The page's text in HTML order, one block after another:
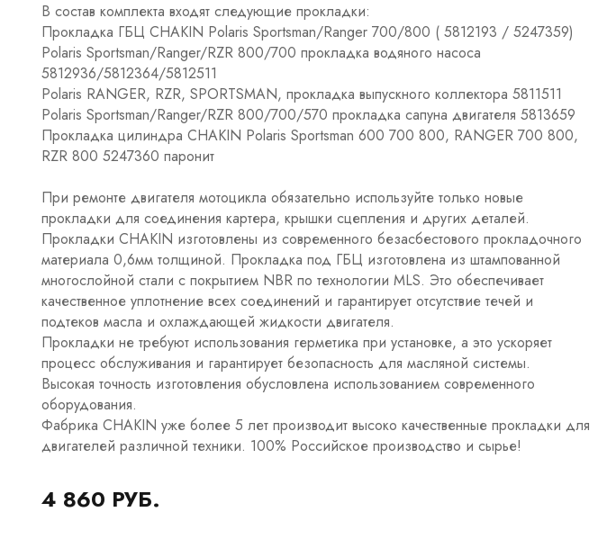
В состав комплекта входят следующие прокладки:
Прокладка ГБЦ CHAKIN Polaris Sportsman/Ranger 700/800 ( 5812193 / 5247359)
Polaris Sportsman/Ranger/RZR 800/700 прокладка водяного насоса
5812936/5812364/5812511
Polaris RANGER, RZR, SPORTSMAN, прокладка выпускного коллектора 5811511
Polaris Sportsman/Ranger/RZR 800/700/570 прокладка сапуна двигателя 5813659
Прокладка цилиндра CHAKIN Polaris Sportsman 600 700 800, RANGER 700 800,
RZR 800 5247360 паронит
При ремонте двигателя мотоцикла обязательно используйте только новые
прокладки для соединения картера, крышки сцепления и других деталей.
Прокладки CHAKIN изготовлены из современного безасбестового прокладочного
материала 0,6мм толщиной. Прокладка под ГБЦ изготовлена из штампованной
многослойной стали c покрытием NBR по технологии MLS. Это обеспечивает
качественное уплотнение всех соединений и гарантирует отсутствие течей и
подтеков масла и охлаждающей жидкости двигателя.
Прокладки не требуют использования герметика при установке, а это ускоряет
процесс обслуживания и гарантирует безопасность для масляной системы.
Высокая точность изготовления обусловлена использованием современного
оборудования.
Фабрика CHAKIN уже более 5 лет производит высоко качественные прокладки для
двигателей различной техники. 100% Российское производство и сырье!
4 860 РУБ.